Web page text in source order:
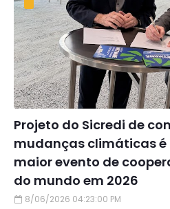
Projeto do Sicredi de
mudanças climáticas é
maior evento de
do mundo em 2026
8/06/2026 04:23:00 PM